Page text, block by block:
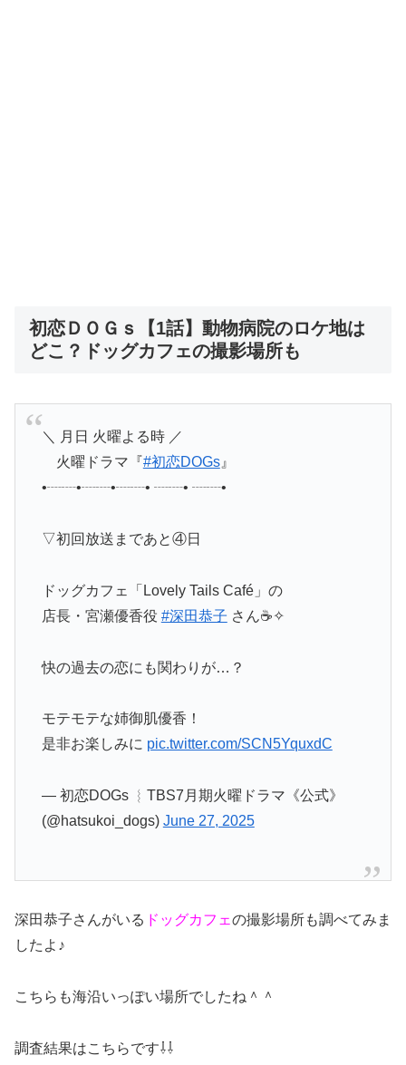
初恋ＤＯＧｓ【1話】動物病院のロケ地は
どこ？ドッグカフェの撮影場所も
＼ 月日 火曜よる時 ／
火曜ドラマ『#初恋DOGs』
•┈┈•┈┈•┈┈• ┈┈• ┈┈•
▽初回放送まであと④日
ドッグカフェ「Lovely Tails Café」の
店長・宮瀬優香役 #深田恭子 さん☕✧
快の過去の恋にも関わりが…？
モテモテな姉御肌優香！
是非お楽しみに pic.twitter.com/SCN5YquxdC
— 初恋DOGs ︴TBS7月期火曜ドラマ《公式》
(@hatsukoi_dogs) June 27, 2025
深田恭子さんがいる ドッグカフェの撮影場所も調べてみま
したよ♪
こちらも海沿いっぽい場所でしたね＾＾
調査結果はこちらです⇩⇩